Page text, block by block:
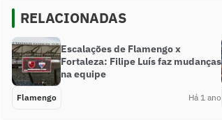
RELACIONADAS
Escalações de Flamengo x
Fortaleza: Filipe Luís faz mudanças
na equipe
Flamengo Há 1 ano